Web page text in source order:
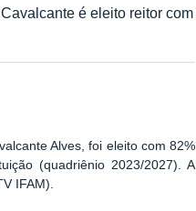
é eleito reitor com
Alves, foi eleito com 82%
(quadriênio 2023/2027). A
IFAM).